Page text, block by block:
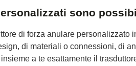
sono
di forza anulare personalizzato
di materiali o connessioni, di
a te esattamente il